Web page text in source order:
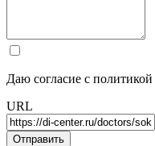
Даю согласие с политикой
URL